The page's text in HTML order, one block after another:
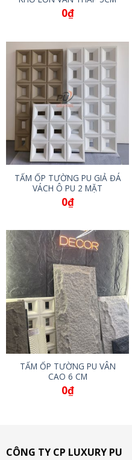
0₫
TẤM ỐP TƯỜNG PU GIẢ ĐÁ
VÁCH Ô PU 2 MẶT
0₫
TẤM ỐP TƯỜNG PU VÂN
CAO 6 CM
0₫
CÔNG TY CP LUXURY PU